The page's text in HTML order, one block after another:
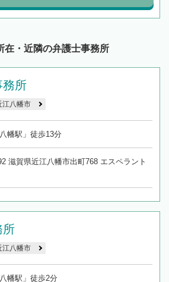
在・近隣の弁護士事務所
務所
江八幡市
幡駅」徒歩13分
滋賀県近江八幡市出町768 エスペラント
所
江八幡市
幡駅」徒歩2分